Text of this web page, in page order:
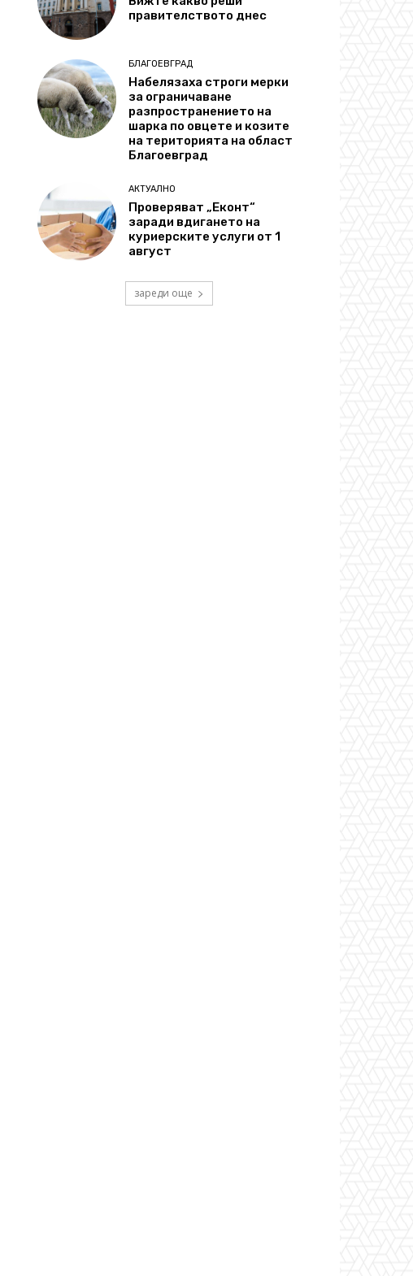
правителството днес
БЛАГОЕВГРАД
Набелязаха строги мерки
за ограничаване
разпространението на
шарка по овцете и козите
на територията на област
Благоевград
АКТУАЛНО
Проверяват „Еконт“
заради вдигането на
куриерските услуги от 1
август
зареди още